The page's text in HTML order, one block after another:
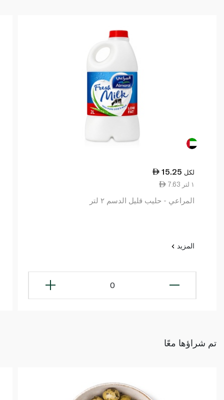
15.25 لكل
7.63 ١ لتر
المراعي - حليب قليل الدسم ٢ لتر
المزيد
0
تم شراؤها معًا